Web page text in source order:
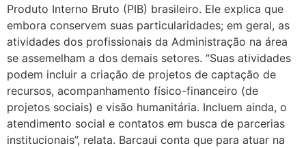
Produto Interno Bruto (PIB) brasileiro. Ele explica que
embora conservem suas particularidades; em geral, as
atividades dos profissionais da Administração na área
se assemelham a dos demais setores. “Suas atividades
podem incluir a criação de projetos de captação de
recursos, acompanhamento físico-financeiro (de
projetos sociais) e visão humanitária. Incluem ainda, o
atendimento social e contatos em busca de parcerias
institucionais”, relata. Barcaui conta que para atuar na